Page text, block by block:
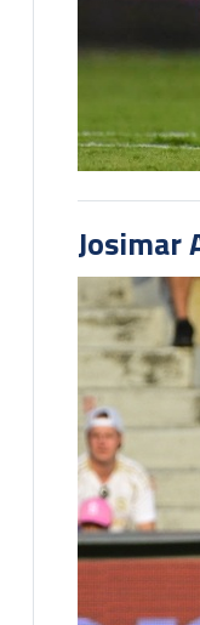
Josimar